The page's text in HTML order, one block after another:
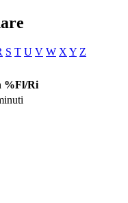
S T U V W X Y Z
%Fl/Ri